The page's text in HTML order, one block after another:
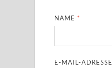
NAME *
E-MAIL-ADRESSE